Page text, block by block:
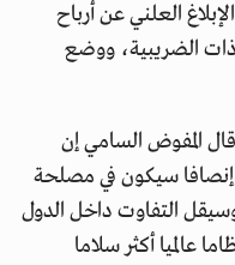
العلني عن أرباح
الضريبية، ووضع
قال المفوض السامي إن
سيكون في مصلحة
التفاوت داخل الدول
عالميا أكثر سلاما